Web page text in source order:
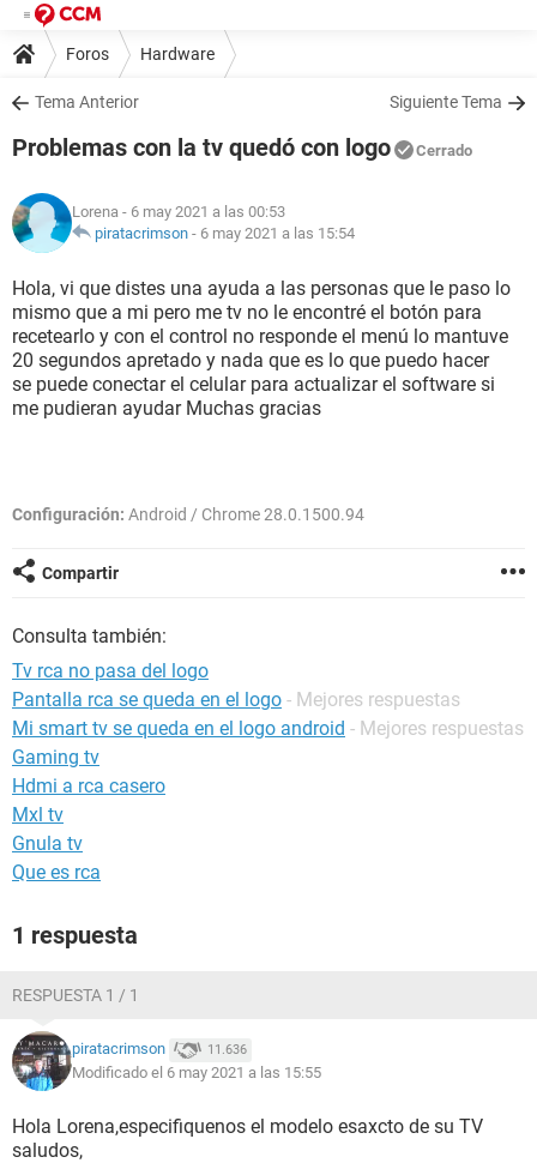
Foros Hardware
Tema Anterior Siguiente Tema
Problemas con la tv quedó con logo Cerrado
Lorena - 6 may 2021 a las 00:53
piratacrimson - 6 may 2021 a las 15:54
Hola, vi que distes una ayuda a las personas que le paso lo
mismo que a mi pero me tv no le encontré el botón para
recetearlo y con el control no responde el menú lo mantuve
20 segundos apretado y nada que es lo que puedo hacer
se puede conectar el celular para actualizar el software si
me pudieran ayudar Muchas gracias
Configuración: Android / Chrome 28.0.1500.94
Compartir
Consulta también:
Tv rca no pasa del logo
Pantalla rca se queda en el logo - Mejores respuestas
Mi smart tv se queda en el logo android - Mejores respuestas
Gaming tv
Hdmi a rca casero
Mxl tv
Gnula tv
Que es rca
1 respuesta
RESPUESTA 1 / 1
piratacrimson 11.636
Modificado el 6 may 2021 a las 15:55
Hola Lorena,especifiquenos el modelo esaxcto de su TV
saludos,